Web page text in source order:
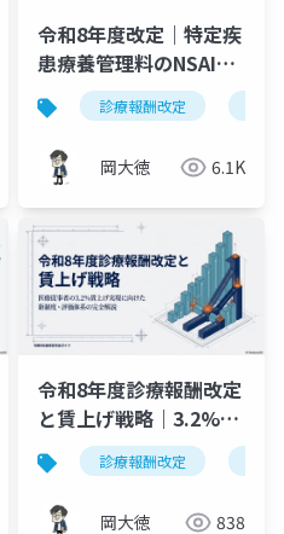
連携強化診療情報提供料 令和8年度
令和8年度改定｜特定疾
患療養管理料のNSAIDs
除外ルールと実務対応
診療報酬改定
岡大徳 6.1K
令和8年度 中医協 医療経営
令和8年度診療報酬改定
と賃上げ戦略｜3.2%ベ
ースアップ実現の新制
度解説
診療報酬改定
岡大徳 838